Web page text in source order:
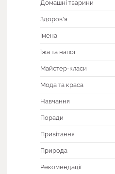
Домашні тварини
Здоров'я
Імена
Їжа та напої
Майстер-класи
Мода та краса
Навчання
Поради
Привітання
Природа
Рекомендації